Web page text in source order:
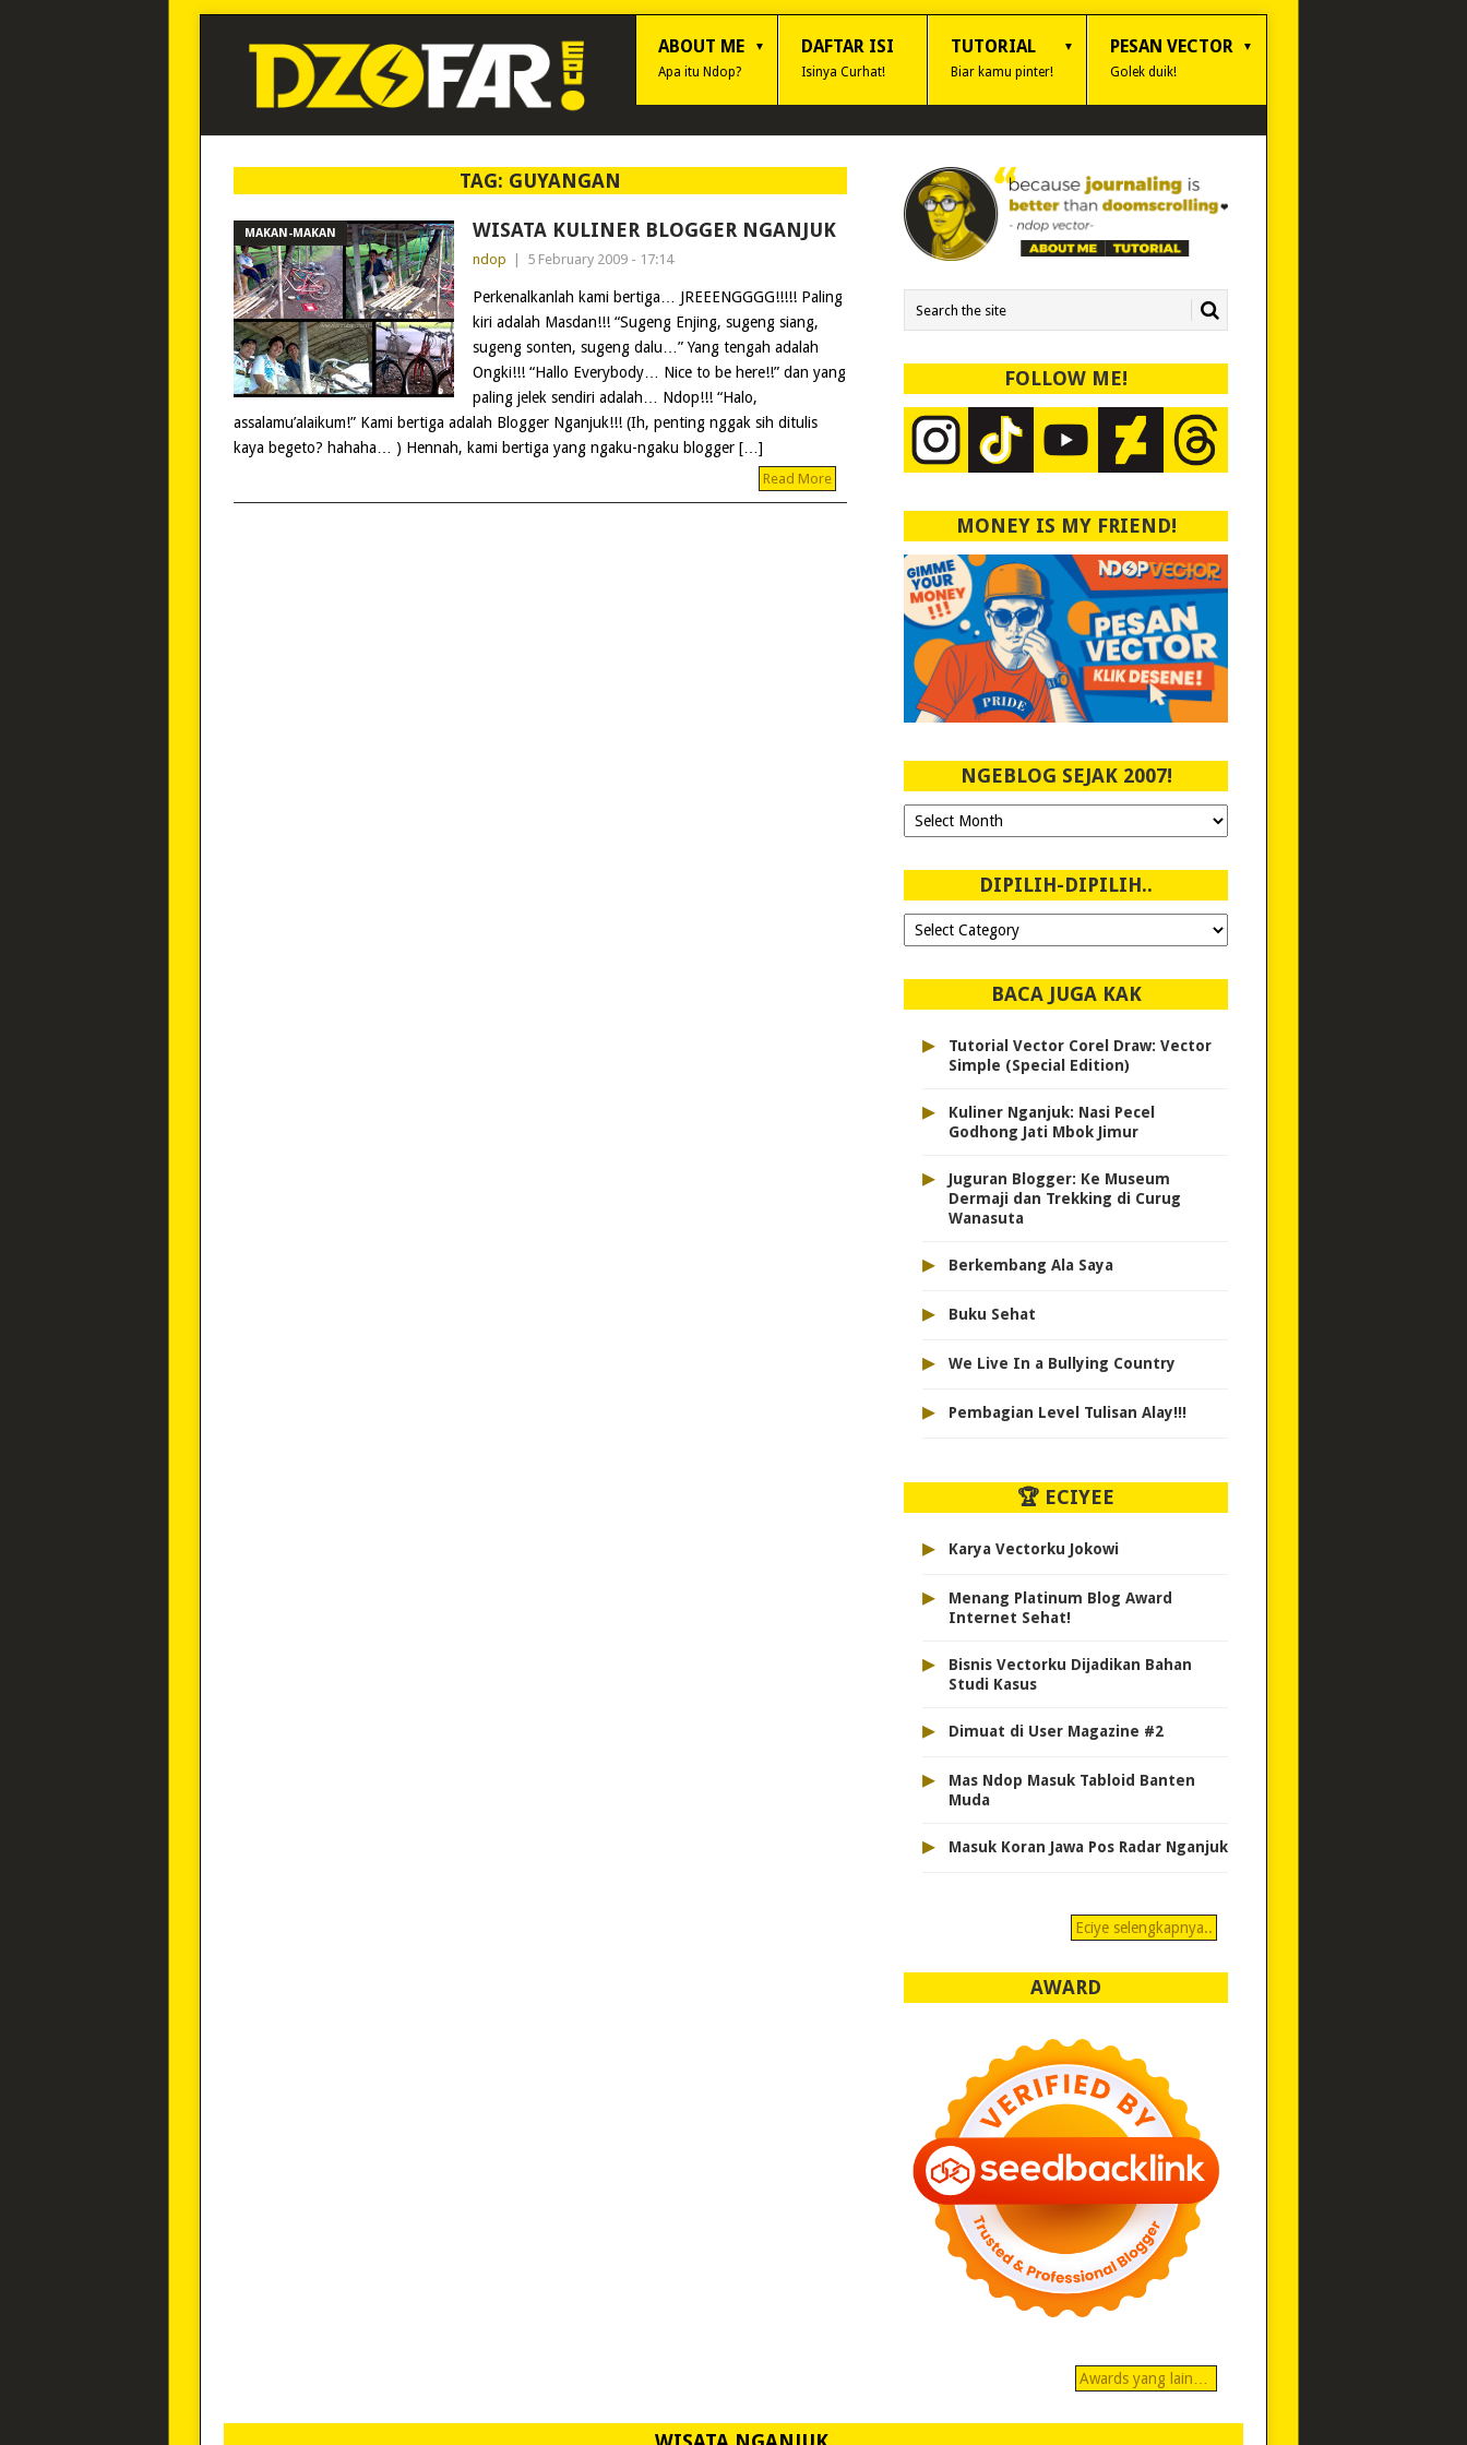
ABOUT ME
Apa itu Ndop?
DAFTAR ISI
Isinya Curhat!
TUTORIAL
Biar kamu pinter!
PESAN VECTOR
Golek duik!
TAG: GUYANGAN
MAKAN-MAKAN WISATA KULINER BLOGGER NGANJUK
ndop 5 February 2009 - 17:14
Perkenalkanlah kami bertiga… JREEENGGGG!!!!! Paling
kiri adalah Masdan!!! “Sugeng Enjing, sugeng siang,
sugeng sonten, sugeng dalu…” Yang tengah adalah
Ongki!!! “Hallo Everybody… Nice to be here!!” dan yang
paling jelek sendiri adalah… Ndop!!! “Halo,
assalamu’alaikum!” Kami bertiga adalah Blogger Nganjuk!!! (Ih, penting nggak sih ditulis
kaya begeto? hahaha… ) Hennah, kami bertiga yang ngaku-ngaku blogger […]
Read More
FOLLOW ME!
MONEY IS MY FRIEND!
NGEBLOG SEJAK 2007!
Ngeblog
Sejak
DIPILIH-DIPILIH..
Dipilih-
dipilih..
BACA JUGA KAK
▸
Tutorial Vector Corel Draw: Vector
Simple (Special Edition)
▸
Kuliner Nganjuk: Nasi Pecel
Godhong Jati Mbok Jimur
▸
Juguran Blogger: Ke Museum
Dermaji dan Trekking di Curug
Wanasuta
▸ Berkembang Ala Saya
▸ Buku Sehat
▸ We Live In a Bullying Country
▸ Pembagian Level Tulisan Alay!!!
🏆 ECIYEE
▸ Karya Vectorku Jokowi
▸
Menang Platinum Blog Award
Internet Sehat!
▸
Bisnis Vectorku Dijadikan Bahan
Studi Kasus
▸ Dimuat di User Magazine #2
▸
Mas Ndop Masuk Tabloid Banten
Muda
▸ Masuk Koran Jawa Pos Radar Nganjuk
Eciye selengkapnya..
AWARD
Awards yang lain…